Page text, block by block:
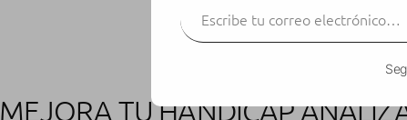
MEJORA TU HANDICAP